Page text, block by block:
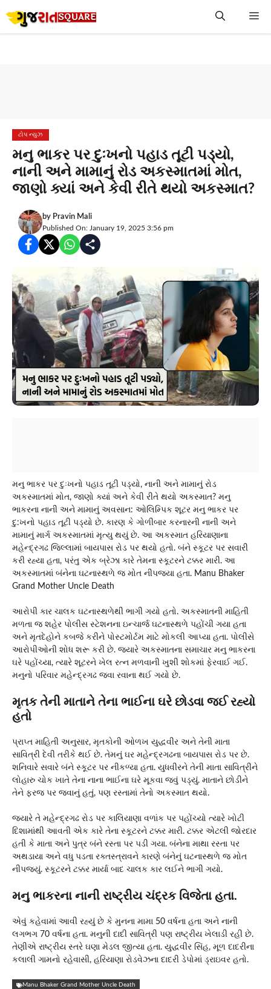
to
ટોપ ન્યુઝ
મનુ ભાકર પર દુઃખનો પહાડ તૂટી પડ્યો,
નાની અને મામાનું રોડ અકસ્માતમાં મોત,
જાણો ક્યાં અને કેવી રીતે થયો અકસ્માત?
by Pravin Mali
Published On: January 19, 2025 3:56 pm
મનુ ભાકર પર દુઃખનો પહાડ તૂટી પડ્યો, નાની અને મામાનું રોડ
અકસ્માતમાં મોત, જાણો ક્યાં અને કેવી રીતે થયો અકસ્માત? મનુ
ભાકરના નાની અને મામાનું અવસાન: ઓલિમ્પિક શૂટર મનુ ભાકર પર
દુ:ખનો પહાડ તૂટી પડ્યો છે. કારણ કે ગોળીબાર કરનારની નાની અને
મામાનું માર્ગ અકસ્માતમાં મૃત્યુ થયું છે. આ અકસ્માત હરિયાણાના
મહેન્દ્રગઢ જિલ્લામાં બાયપાસ રોડ પર થયો હતો. બંને સ્કૂટર પર સવારી
કરી રહ્યા હતા, પરંતુ એક બ્રેઝા કારે તેમના સ્કૂટરને ટક્કર મારી. આ
અકસ્માતમાં બંનેના ઘટનાસ્થળે જ મોત નીપજ્યા હતા. Manu Bhaker
Grand Mother Uncle Death
આરોપી કાર ચાલક ઘટનાસ્થળેથી ભાગી ગયો હતો. અકસ્માતની માહિતી
મળતા જ શહેર પોલીસ સ્ટેશનના ઇન્ચાર્જ ઘટનાસ્થળે પહોંચી ગયા હતા
અને મૃતદેહોને કબજે કરીને પોસ્ટમોર્ટમ માટે મોકલી આપ્યા હતા. પોલીસે
આરોપીઓની શોધ શરૂ કરી છે. જ્યારે અકસ્માતના સમાચાર મનુ ભાકરના
ઘરે પહોંચ્યા, ત્યારે શૂટરને ખેલ રત્ન મળવાની ખુશી શોકમાં ફેરવાઈ ગઈ.
મનુનો પરિવાર મહેન્દ્રગઢ જવા રવાના થઈ ગયો છે.
મૃતક તેની માતાને તેના ભાઈના ઘરે છોડવા જઈ રહ્યો
હતો
પ્રાપ્ત માહિતી અનુસાર, મૃતકોની ઓળખ યુદ્ધવીર અને તેની માતા
સાવિત્રી દેવી તરીકે થઈ છે. તેમનું ઘર મહેન્દ્રગઢના બાયપાસ રોડ પર છે.
શનિવારે સવારે બંને સ્કૂટર પર નીકળ્યા હતા. યુધવીરને તેની માતા સાવિત્રીને
લોહારુ ચોક ખાતે તેના નાના ભાઈના ઘરે મૂકવા જવું પડ્યું. માતાને છોડીને
તેને ફરજ પર જવાનું હતું, પણ રસ્તામાં તેનો અકસ્માત થયો.
જ્યારે તે મહેન્દ્રગઢ રોડ પર કાલિયાણા વળાંક પર પહોંચ્યો ત્યારે ખોટી
દિશામાંથી આવતી એક કારે તેના સ્કૂટરને ટક્કર મારી. ટક્કર એટલી જોરદાર
હતી કે માતા અને પુત્ર બંને રસ્તા પર પડી ગયા. બંનેના માથા રસ્તા પર
અથડાયા અને વધુ પડતા રક્તસ્ત્રાવને કારણે બંનેનું ઘટનાસ્થળે જ મોત
નીપજ્યું. સ્કૂટરને ટક્કર માર્યા બાદ ચાલક કાર લઈને ભાગી ગયો.
મનુ ભાકરના નાની રાષ્ટ્રીય ચંદ્રક વિજેતા હતા.
એવું કહેવામાં આવી રહ્યું છે કે મુનના મામા 50 વર્ષના હતા અને નાની
લગભગ 70 વર્ષના હતા. મનુની દાદી સાવિત્રી પણ રાષ્ટ્રીય ખેલાડી રહી છે.
તેણીએ રાષ્ટ્રીય સ્તરે ઘણા મેડલ જીત્યા હતા. યુદ્ધવીર સિંહ, મૂળ દાદરીના
કલાલી ગામનો રહેવાસી, હરિયાણા રોડવેઝના દાદરી ડેપોમાં ડ્રાઇવર હતો.
Manu Bhaker Grand Mother Uncle Death